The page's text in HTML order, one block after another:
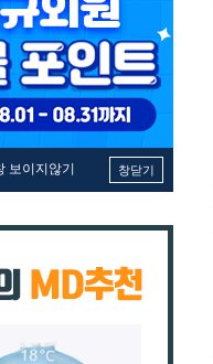
보이지않기 창닫기